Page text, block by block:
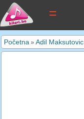
tekstovi pjesama
Početna » Adil Maksutovic